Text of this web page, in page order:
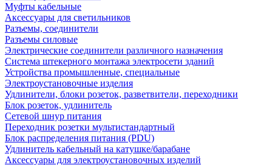
Муфты кабельные
Аксессуары для светильников
Разъемы, соединители
Разъемы силовые
Электрические соединители различного назначения
Система штекерного монтажа электросети зданий
Устройства промышленные, специальные
Электроустановочные изделия
Удлинители, блоки розеток, разветвители, переходники
Блок розеток, удлинитель
Сетевой шнур питания
Переходник розетки мультистандартный
Блок распределения питания (PDU)
Удлинитель кабельный на катушке/барабане
Аксессуары для электроустановочных изделий